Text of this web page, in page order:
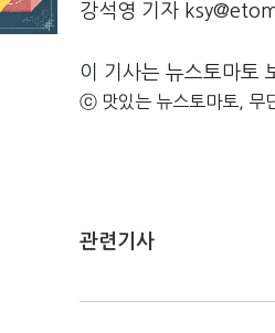
강석영 기자
이 기사는 뉴스토마토
ⓒ 맛있는 뉴스토마토, 무
관련기사